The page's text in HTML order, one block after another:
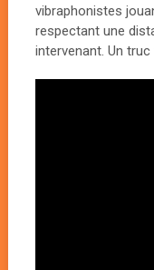
vibraphonistes
respectant une
intervenant. Un